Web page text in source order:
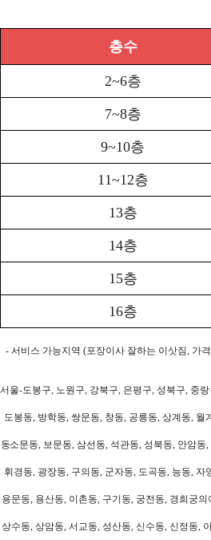
층수
2~6층
7~8층
9~10층
11~12층
13층
14층
15층
16층
- 서비스 가능지역 (포장이사 잘하는 이삿짐, 가
서울-도봉구, 노원구, 강북구, 은평구, 성북구, 중
도봉동, 방학동, 쌍문동, 창동, 공릉동, 상계동,
동소문동, 보문동, 삼선동, 석관동, 성북동, 안암
휘경동, 광장동, 구의동, 군자동, 도곡동, 능동,
용문동, 용산동, 이촌동, 구기동, 궁전동, 경희궁
상수동, 상암동, 서교동, 성산동, 신수동, 신정동,